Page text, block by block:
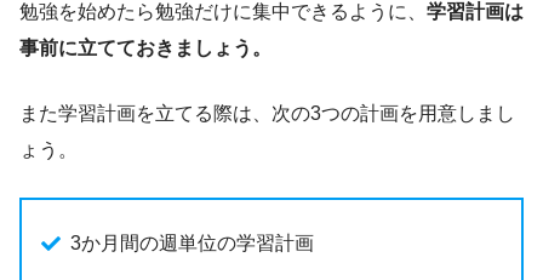
勉強を始めたら勉強だけに集中できるように、 学習計画は
事前に立てておきましょう。
また学習計画を立てる際は、次の3つの計画を用意しまし
ょう。
3か月間の週単位の学習計画